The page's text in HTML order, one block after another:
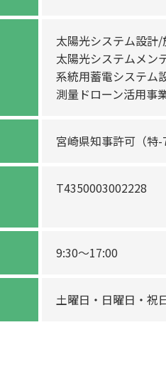
太陽光システム設計
太陽光システムメン
系統用蓄電システム
測量ドローン活用事
宮崎県知事許可（特
T4350003002228
9:30〜17:00
土曜日・日曜日・祝